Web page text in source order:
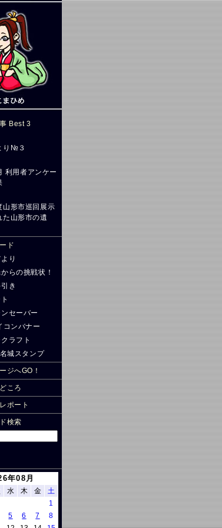
Best 3
り№３
利用者アンケー
山形市巡回展示
た山形市の遺
ド
り
らの挑戦状！
き
セーバー
コンバナー
ラフト
城スタンプ
ジへGO！
ころ
ポート
検索
年08月
水 木 金
土
1
5 6 7
8